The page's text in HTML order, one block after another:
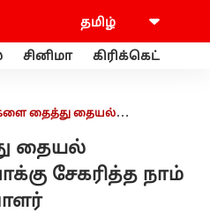
சினிமா கிரிக்கெட்
தைத்து தையல்
தையல்
சேகரித்த நாம்